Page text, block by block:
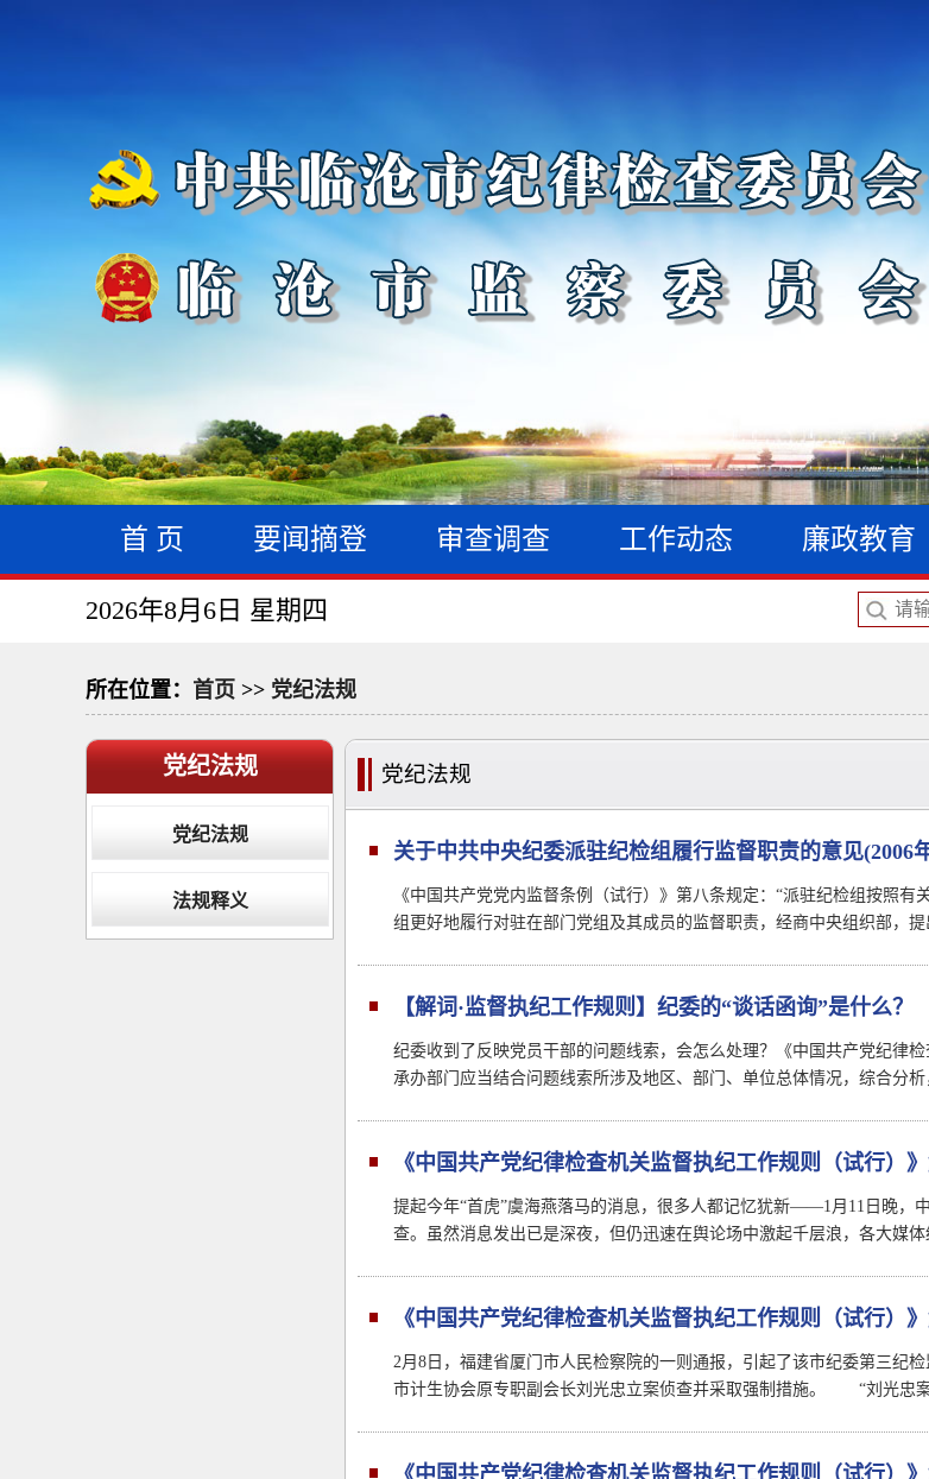
首 页 要闻摘登 审查调查 工作动态 廉政教育
2026年8月6日 星期四
所在位置： 首页 >> 党纪法规
党纪法规
党纪法规
法规释义
党纪法规
关于中共中央纪委派驻纪检组履行监督职责的意见(2006
《中国共产党党内监督条例（试行）》第八条规定：“派驻纪检组按照
组更好地履行对驻在部门党组及其成员的监督职责，经商中央组织部
【解词·监督执纪工作规则】纪委的“谈话函询”是什么？
纪委收到了反映党员干部的问题线索，会怎么处理？《中国共产党纪律
承办部门应当结合问题线索所涉及地区、部门、单位总体情况，综合分
《中国共产党纪律检查机关监督执纪工作规则（试行
提起今年“首虎”虞海燕落马的消息，很多人都记忆犹新——1月11日晚，
查。虽然消息发出已是深夜，但仍迅速在舆论场中激起千层浪，各大
《中国共产党纪律检查机关监督执纪工作规则（试行
础
2月8日，福建省厦门市人民检察院的一则通报，引起了该市纪委第三纪
市计生协会原专职副会长刘光忠立案侦查并采取强制措施。 “刘光忠案
《中国共产党纪律检查机关监督执纪工作规则（试行